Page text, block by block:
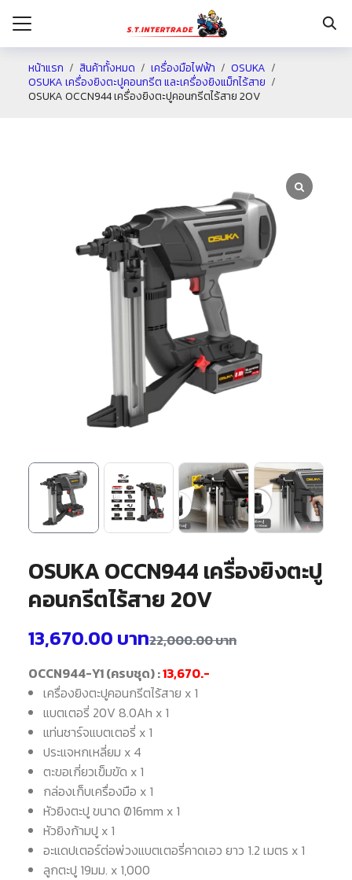
หน้าแรก สินค้าทั้งหมด เครื่องมือไฟฟ้า
OSUKA
OSUKA เครื่องยิงตะปูคอนกรีต และเครื่องยิงแม็กไร้สาย
OSUKA OCCN944 เครื่องยิงตะปูคอนกรีตไร้สาย 20V
OSUKA OCCN944 เครื่องยิงตะปู
คอนกรีตไร้สาย 20V
22,000.00บาท
13,670.00 บาท
OCCN944-Y1 (ครบชุด) :13,670.-
เครื่องยิงตะปูคอนกรีตไร้สาย x 1
แบตเตอรี่ 20V 8.0Ah x 1
แท่นชาร์จแบตเตอรี่ x 1
ประแจหกเหลี่ยม x 4
ตะขอเกี่ยวเข็มขัด x 1
กล่องเก็บเครื่องมือ x 1
หัวยิงตะปู ขนาด Ø16mm x 1
หัวยิงก้ามปู x 1
อะแดปเตอร์ต่อพ่วงแบตเตอรี่คาดเอว ยาว 1.2 เมตร x 1
ลูกตะปู 19มม. x 1,000